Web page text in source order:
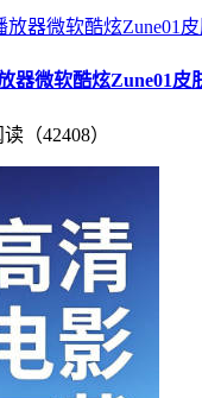
器微软酷炫Zune01皮
读（42408）